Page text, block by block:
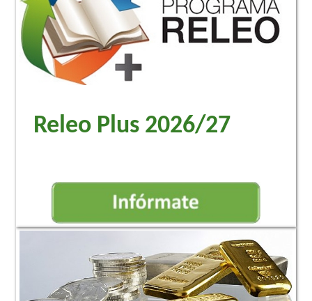
Releo Plus 2026/27